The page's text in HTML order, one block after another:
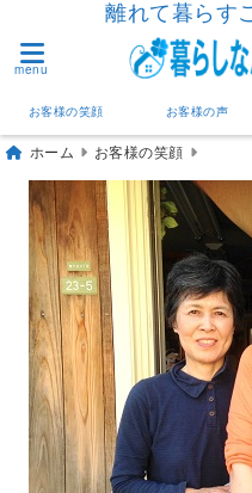
離れて暮らす
menu
お客様の笑顔 お客様の声
ホーム お客様の笑顔